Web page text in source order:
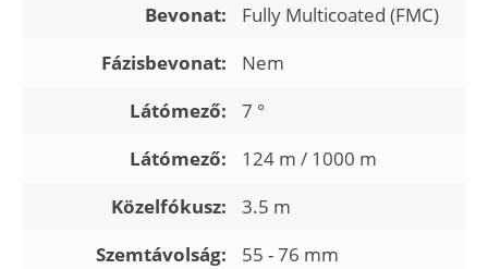
Bevonat:
Fully Multicoated (FMC)
Fázisbevonat:
Nem
Látómező:
7 °
Látómező:
124 m / 1000 m
Közelfókusz:
3.5 m
Szemtávolság:
55 - 76 mm